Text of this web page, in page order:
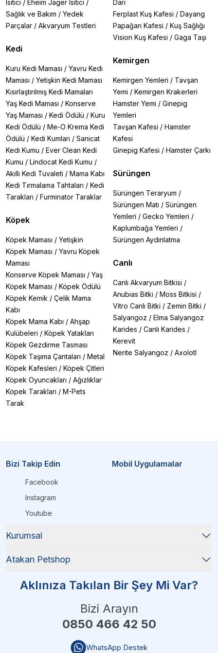
Isıtıcı / Eheim Jager Isıtıcı /
Sağlık ve Bakım / Yedek
Parçalar / Akvaryum Testleri
Kedi
Kuru Kedi Maması / Yavru Kedi
Maması / Yetişkin Kedi Maması
Kısırlaştırılmış Kedi Mamaları
Yaş Kedi Maması / Konserve
Yaş Maması / Kedi Ödülü / Kuru
Kedi Ödülü / Me-O Krema Kedi
Ödülü / Kedi Kumları / Sanicat
Kedi Kumu / Ever Clean Kedi
Kumu / Lindocat Kedi Kumu /
Akıllı Kedi Tuvaleti / Mama Kabı
Kedi Tırmalama Tahtaları / Kedi
Tarakları / Furminator Taraklar
Köpek
Köpek Maması / Yetişkin
Köpek Maması / Yavru Köpek
Maması
Konserve Köpek Maması / Yaş
Köpek Maması / Köpek Ödülü
Köpek Kemik / Çelik Mama
Kabı
Köpek Mama Kabı / Ahşap
Kulübeleri / Köpek Yatakları
Köpek Gezdirme Tasması
Köpek Taşıma Çantaları / Metal
Köpek Kafesleri / Köpek Çitleri
Köpek Oyuncakları / Ağızlıklar
Köpek Tarakları / M-Pets
Tarak
Darı
Ferplast Kuş Kafesi / Dayang
Papağan Kafesi / Kuş Sağlığı
Vision Kuş Kafesi / Gaga Taşı
Kemirgen
Kemirgen Yemleri / Tavşan
Yemi / Kemirgen Krakerleri
Hamster Yemi / Ginepig
Yemleri
Tavşan Kafesi / Hamster
Kafesi
Ginepig Kafesi / Hamster Çarkı
Sürüngen
Sürüngen Teraryum /
Sürüngen Matı / Sürüngen
Yemleri / Gecko Yemleri /
Kaplumbağa Yemleri /
Sürüngen Aydınlatma
Canlı
Canlı Akvaryum Bitkisi /
Anubias Bitki / Moss Bitkisi /
Vitro Canlı Bitki / Zemin Bitki /
Salyangoz / Elma Salyangoz
Karides / Canlı Karides /
Kerevit
Nerite Salyangoz / Axolotl
Bizi Takip Edin
Facebook
Instagram
Youtube
Mobil Uygulamalar
Kurumsal
Atakan Petshop
Aklınıza Takılan Bir Şey Mi Var?
Bizi Arayın
0850 466 42 50
WhatsApp Destek